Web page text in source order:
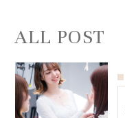
ALL POST